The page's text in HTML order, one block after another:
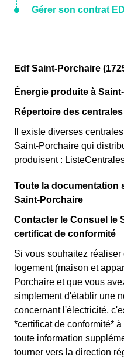
Gérer son contrat
Edf Saint-Porchaire
Énergie produite à
Répertoire des
Il existe diverses
Saint-Porchaire qui
produisent :
Toute la documentation
Saint-Porchaire
Contacter le Consuel le
certificat de conformité
Si vous souhaitez
logement (maison et
Porchaire et que vous
simplement d'établir une
concernant l'électricité,
*certificat de conformité*
toute information
tourner vers la direction